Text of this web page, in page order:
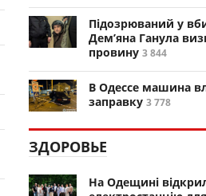
Підозрюваний у
Дем’яна Ганула
провину 3 844
В Одессе машина
заправку 3 778
ЗДОРОВЬЕ
На Одещині